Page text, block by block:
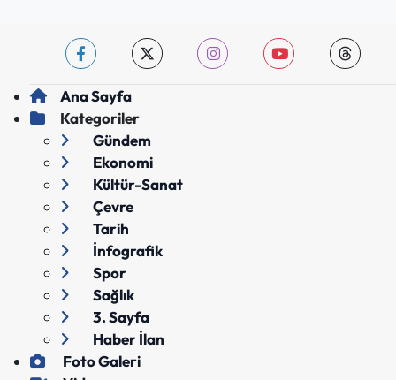
Ana Sayfa
Kategoriler
Gündem
Ekonomi
Kültür-Sanat
Çevre
Tarih
İnfografik
Spor
Sağlık
3. Sayfa
Haber İlan
Foto Galeri